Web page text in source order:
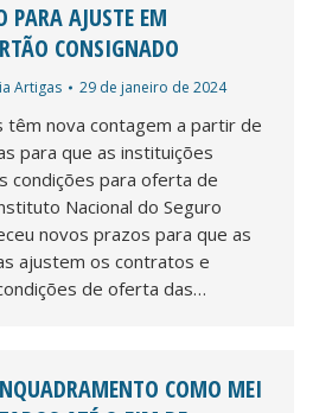
PARA AJUSTE EM
CONSIGNADO
Artigas 29 de janeiro de 2024
têm nova contagem a partir de
para que as instituições
condições para oferta de
Nacional do Seguro
novos prazos para que as
ajustem os contratos e
de oferta das…
COMO MEI